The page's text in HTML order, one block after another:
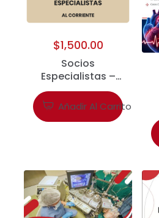
$1,500.00
Socios
Especialistas –
Virtual
Añadir Al Carrito